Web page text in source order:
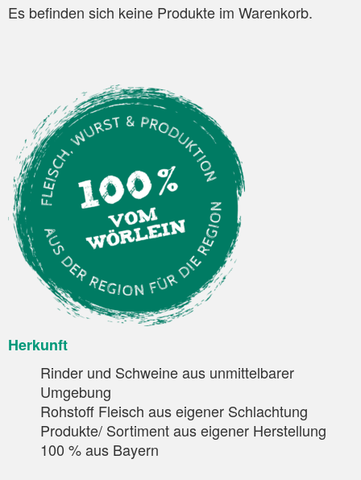
Es befinden sich keine Produkte im Warenkorb.
Herkunft
Rinder und Schweine aus unmittelbarer
Umgebung
Rohstoff Fleisch aus eigener Schlachtung
Produkte/ Sortiment aus eigener Herstellung
100 % aus Bayern